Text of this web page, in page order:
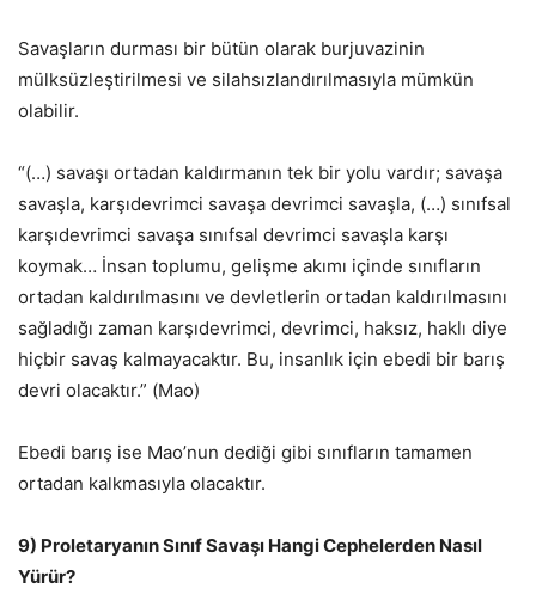
Savaşların durması bir bütün olarak burjuvazinin
mülksüzleştirilmesi ve silahsızlandırılmasıyla mümkün
olabilir.
“(…) savaşı ortadan kaldırmanın tek bir yolu vardır; savaşa
savaşla, karşıdevrimci savaşa devrimci savaşla, (…) sınıfsal
karşıdevrimci savaşa sınıfsal devrimci savaşla karşı
koymak… İnsan toplumu, gelişme akımı içinde sınıfların
ortadan kaldırılmasını ve devletlerin ortadan kaldırılmasını
sağladığı zaman karşıdevrimci, devrimci, haksız, haklı diye
hiçbir savaş kalmayacaktır. Bu, insanlık için ebedi bir barış
devri olacaktır.” (Mao)
Ebedi barış ise Mao’nun dediği gibi sınıfların tamamen
ortadan kalkmasıyla olacaktır.
9) Proletaryanın Sınıf Savaşı Hangi Cephelerden Nasıl
Yürür?